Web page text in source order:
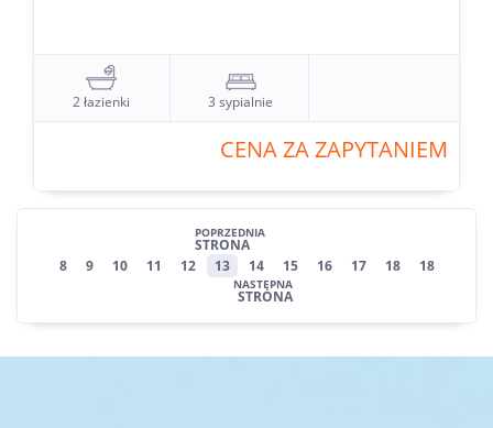
2 łazienki 3 sypialnie
CENA ZA ZAPYTANIEM
POPRZEDNIA
STRONA
8
9 10 11 12 13 14 15 16 17 18 18
NASTĘPNA
STRONA